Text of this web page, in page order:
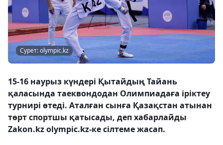
Сурет: olympic.kz
15-16 наурыз күндері Қытайдың Тайань
қаласында таеквондодан Олимпиадаға іріктеу
турнирі өтеді. Аталған сынға Қазақстан атынан
төрт спортшы қатысады, деп хабарлайды
Zakon.kz olympic.kz-ке сілтеме жасап.